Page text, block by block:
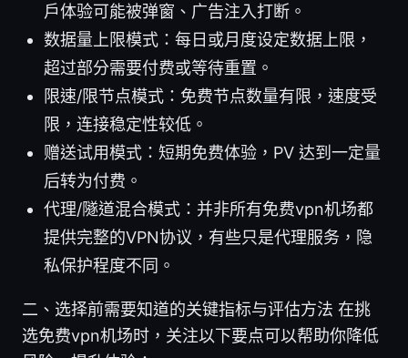
户体验可能被弹窗、广告注入打断。
数据量上限模式：每日或月度设定数据上限，
超过部分需要付费或等待重置。
限速/限节点模式：免费节点数量有限，速度受
限，连接稳定性较低。
赠送试用模式：短期免费体验，PV 达到一定量
后转为付费。
代理/隧道混合模式：并非所有免费vpn机场都
提供完整的VPN协议，有些只是代理服务，隐
私保护程度不同。
二、选择前需要知道的关键指标与评估方法 在挑
选免费vpn机场时，关注以下要点可以帮助你降低